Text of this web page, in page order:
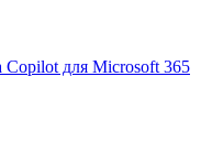
для Microsoft 365